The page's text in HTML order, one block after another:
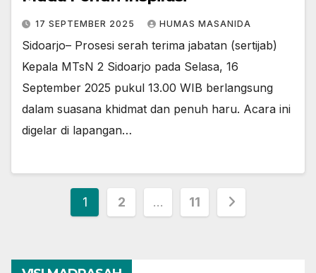
17 SEPTEMBER 2025 HUMAS MASANIDA
Sidoarjo– Prosesi serah terima jabatan (sertijab)
Kepala MTsN 2 Sidoarjo pada Selasa, 16
September 2025 pukul 13.00 WIB berlangsung
dalam suasana khidmat dan penuh haru. Acara ini
digelar di lapangan…
Paginasi
1 2 … 11